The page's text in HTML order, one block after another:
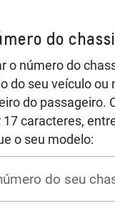
do
o número do
do seu veículo ou
do passageiro.
caracteres,
o seu modelo: